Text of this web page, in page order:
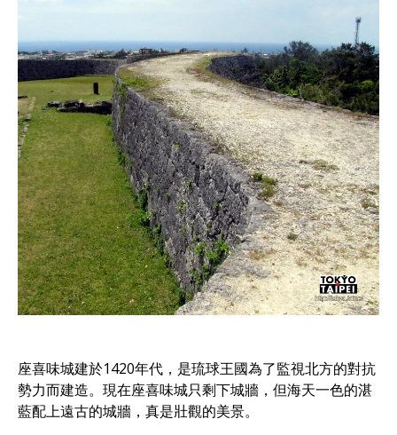
座喜味城建於1420年代，是琉球王國為了監視北方的對抗
勢力而建造。現在座喜味城只剩下城牆，但海天一色的湛
藍配上遠古的城牆，真是壯觀的美景。